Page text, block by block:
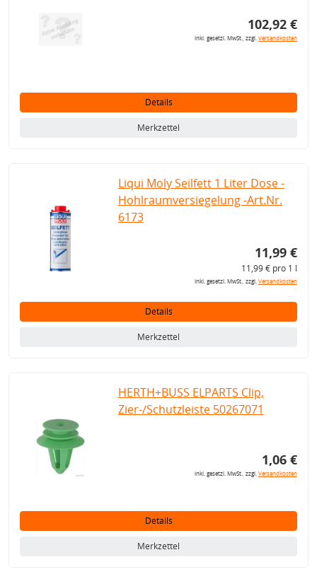
102,92 €
inkl. gesetzl. MwSt., zzgl.Versandkosten
Details
Merkzettel
Liqui Moly Seilfett 1 Liter Dose -
Hohlraumversiegelung -Art.Nr.
6173
11,99 €
11,99 € pro 1 l
inkl. gesetzl. MwSt., zzgl.Versandkosten
Details
Merkzettel
HERTH+BUSS ELPARTS Clip,
Zier-/Schutzleiste 50267071
1,06 €
inkl. gesetzl. MwSt., zzgl.Versandkosten
Details
Merkzettel